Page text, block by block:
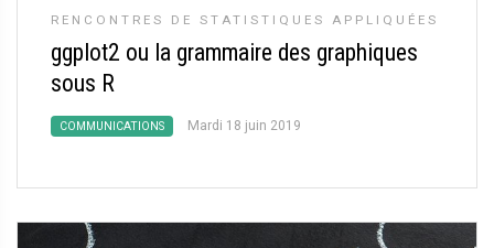
RENCONTRES DE STATISTIQUES APPLIQUÉES
ggplot2 ou la grammaire des graphiques
sous R
COMMUNICATIONS Mardi 18 juin 2019